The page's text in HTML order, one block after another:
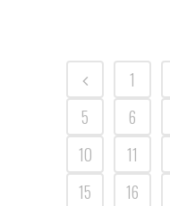
1
5
6
10
11
15
16